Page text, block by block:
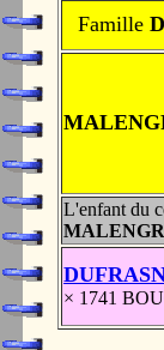
Famille
L'enfant du
× 1741